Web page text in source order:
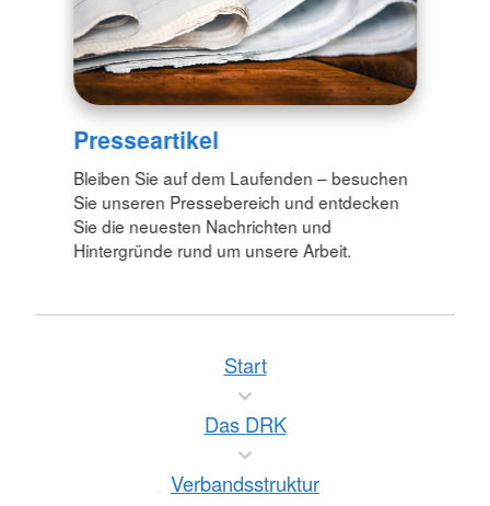
Presseartikel
Bleiben Sie auf dem Laufenden – besuchen
Sie unseren Pressebereich und entdecken
Sie die neuesten Nachrichten und
Hintergründe rund um unsere Arbeit.
Start
Das DRK
Verbandsstruktur